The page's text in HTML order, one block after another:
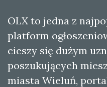
OLX to jedna z
platform
cieszy się dużym
poszukujących
miasta Wieluń,